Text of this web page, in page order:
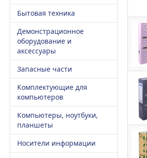
Бытовая техника
Демонстрационное
оборудование и
аксессуары
Запасные части
Комплектующие для
компьютеров
Компьютеры, ноутбуки,
планшеты
Носители информации